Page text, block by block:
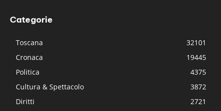
Categorie
Toscana
32101
Cronaca
19445
Politica
4375
Cultura & Spettacolo
3872
Diritti
2721